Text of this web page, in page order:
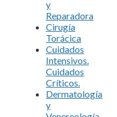
y
Reparadora
Cirugía
Torácica
Cuidados
Intensivos.
Cuidados
Críticos.
Dermatología
y